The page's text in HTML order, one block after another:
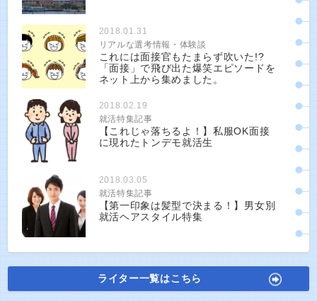
2018.01.31
リアルな選考情報・体験談
これには面接官もたまらず吹いた!?
「面接」で飛び出た爆笑エピソードを
ネット上から集めました。
2018.02.19
就活特集記事
【これじゃ落ちるよ！】私服OK面接
に現れたトンデモ就活生
2018.03.05
就活特集記事
【第一印象は髪型で決まる！】男女別
就活ヘアスタイル特集
ライター一覧はこちら